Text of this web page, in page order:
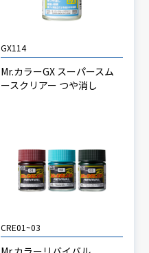
GX114
Mr.カラーGX スーパースム
ースクリアー つや消し
CRE01~03